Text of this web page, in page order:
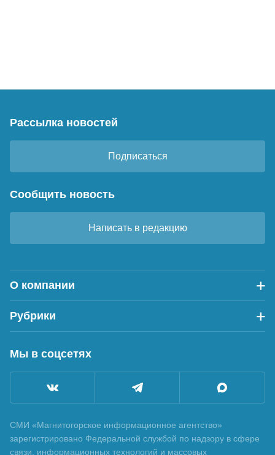
Рассылка новостей
Подписаться
Сообщить новость
Написать в редакцию
О компании
Рубрики
Мы в соцсетях
СМИ «Магнитогорское информационное агентство»
зарегистрировано Федеральной службой по надзору в сфере
связи, информационных технологий и массовых